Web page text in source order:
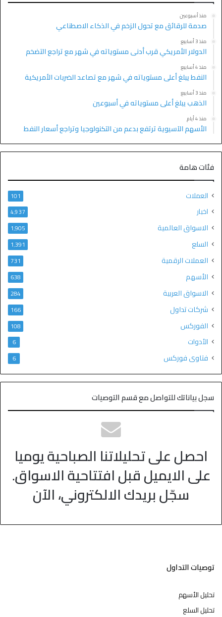
منذ أسبوعين
صدمة للرقائق مع تحول الزخم في الذكاء الاصطناعي
منذ 3 أسابيع
الدولار الأمريكي قرب أدنى مستوياته في شهر مع تراجع التضخم
منذ 4 أسابيع
النفط يبلغ أعلى مستوياته في شهر مع تصاعد الضربات الأمريكية
منذ 3 أسابيع
الذهب يبلغ أعلى مستوياته في أسبوعين
منذ 4 أيام
الأسهم الآسيوية ترتفع بدعم من التكنولوجيا وتراجع أسعار النفط
فئات هامة
العملات 101
اخبار 4٬937
الاسواق العالمية 1٬905
السلع 1٬391
العملات الرقمية 731
الأسهم 638
الاسواق العربية 284
شركات تداول 166
الفوركس 108
الأدوات 6
فتاوى فوركس 6
سجل بياناتك للتواصل مع قسم التوصيات
احصل على تحليلاتنا الصباحية يوميا
على الايميل قبل افتتاحية الاسواق.
سجّل بريدك الالكتروني، الآن
توصيات التداول
تحليل الأسهم
تحليل السلع